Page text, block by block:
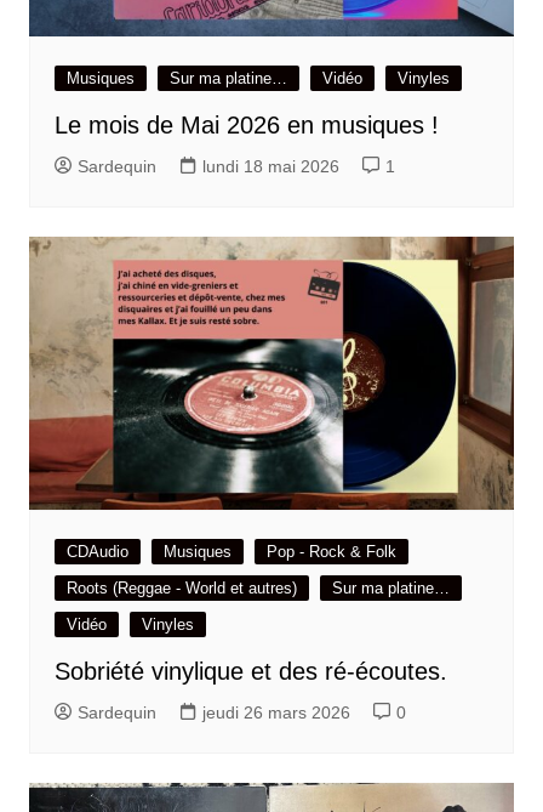
Musiques Sur ma platine… Vidéo Vinyles
Le mois de Mai 2026 en musiques !
Sardequin lundi 18 mai 2026 1
CDAudio Musiques
Pop - Rock & Folk
Roots (Reggae - World et autres)
Sur ma platine…
Vidéo
Vinyles
Sobriété vinylique et des ré-écoutes.
Sardequin jeudi 26 mars 2026 0